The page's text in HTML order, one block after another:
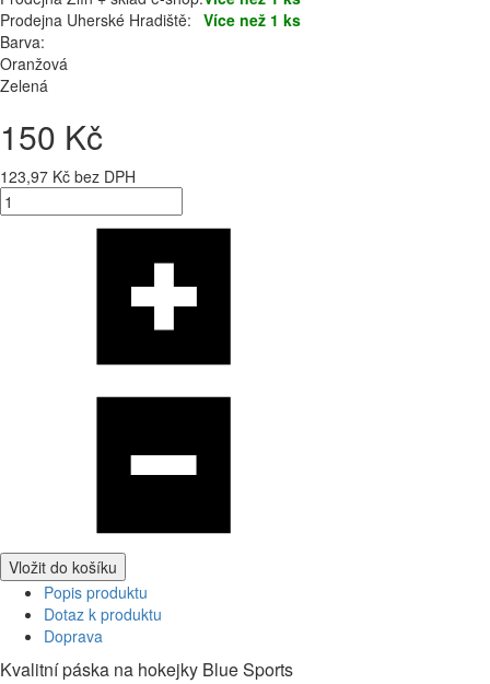
Prodejna Uherské Hradiště: Více než 1 ks
Barva:
Oranžová
Zelená
150 Kč
123,97 Kč bez DPH
Vložit do košíku
Popis produktu
Dotaz k produktu
Doprava
Kvalitní páska na hokejky Blue Sports